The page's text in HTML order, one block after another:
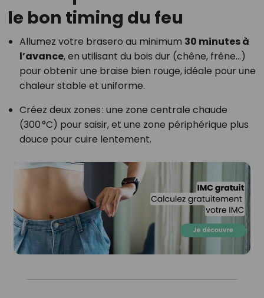
le bon timing du feu
Allumez votre brasero au minimum 30 minutes à
l’avance, en utilisant du bois dur (chêne, frêne…)
pour obtenir une braise bien rouge, idéale pour une
chaleur stable et uniforme.
Créez deux zones : une zone centrale chaude
(300 °C) pour saisir, et une zone périphérique plus
douce pour cuire lentement.